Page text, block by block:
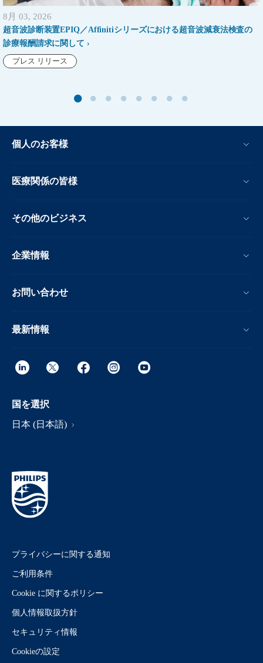
8月 03, 2026
超音波診断装置EPIQ／Affinitiシリーズにおける超音波減衰法検査の
診療報酬請求に関して
プレス リリース
個人のお客様
医療関係の皆様
その他のビジネス
企業情報
お問い合わせ
最新情報
国を選択
日本 (日本語)
プライバシーに関する通知
ご利用条件
Cookie に関するポリシー
個人情報取扱方針
セキュリティ情報
Cookieの設定